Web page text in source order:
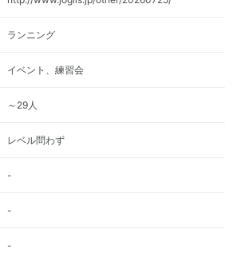
ランニング
イベント、練習会
～29人
レベル問わず
-
-
-